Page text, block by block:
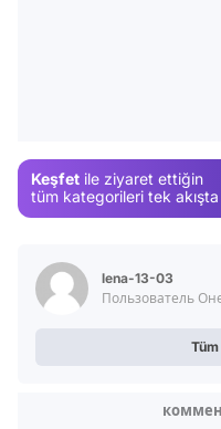
Keşfet ile ziyaret ettiğin
tüm kategorileri tek
lena-13-03
Пользователь